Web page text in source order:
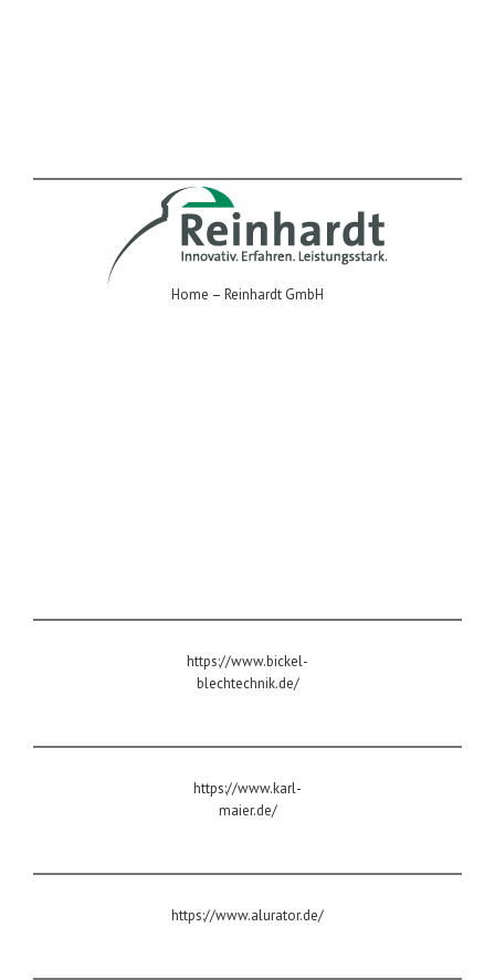
Home – Reinhardt GmbH
https://www.bickel-
blechtechnik.de/
https://www.karl-
maier.de/
https://www.alurator.de/